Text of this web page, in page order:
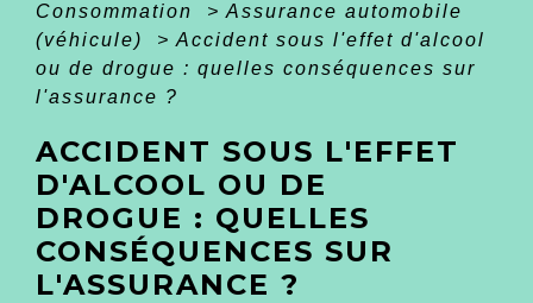
Consommation
> Assurance automobile
(véhicule)
> Accident sous l'effet d'alcool
ou de drogue : quelles conséquences sur
l'assurance ?
ACCIDENT SOUS L'EFFET
D'ALCOOL OU DE
DROGUE : QUELLES
CONSÉQUENCES SUR
L'ASSURANCE ?